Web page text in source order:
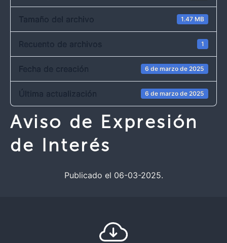
Tamaño del archivo 1.47 MB
Recuento de archivos 1
Fecha de creación 6 de marzo de 2025
Última actualización 6 de marzo de 2025
Aviso de Expresión
de Interés
Publicado el 06-03-2025.